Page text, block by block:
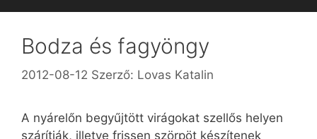
Bodza és fagyöngy
2012-08-12 Szerző: Lovas Katalin
A nyárelőn begyűjtött virágokat szellős helyen
szárítják, illetve frissen szörpöt készítenek